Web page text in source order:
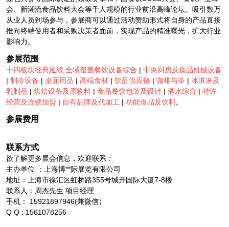
会、新潮流食品饮料大会等千人规模的行业前沿高峰论坛。吸引数万
从业人员到场参与，参展商可以通过活动赞助形式将自身的产品直接
推向终端使用者和采购决策者面前，实现产品的精准曝光，扩大行业
影响力。
参展范围
十四板块经典延续 全域覆盖餐饮设备综合 | 中央厨房及食品机械设备
| 制冷设备 | 桌面用品 | 高端食材 | 饮品供应链 | 咖啡与茶 | 冰淇淋及
乳制品 | 烘焙设备及原物料 | 食品餐饮包装及设计 | 酒水综合 | 特许
经营及连锁加盟 | 自有品牌及代加工 | 功能食品及饮料。
参展费用
联系方式
欲了解更多展会信息，欢迎联系：
主办单位 ：上海博**际展览有限公司
地址：上海市徐汇区虹桥路355号城开国际大厦7-8楼
联系人：周杰先生 项目经理
手机： 15921897946(兼微信）
Q Q : 1561078256